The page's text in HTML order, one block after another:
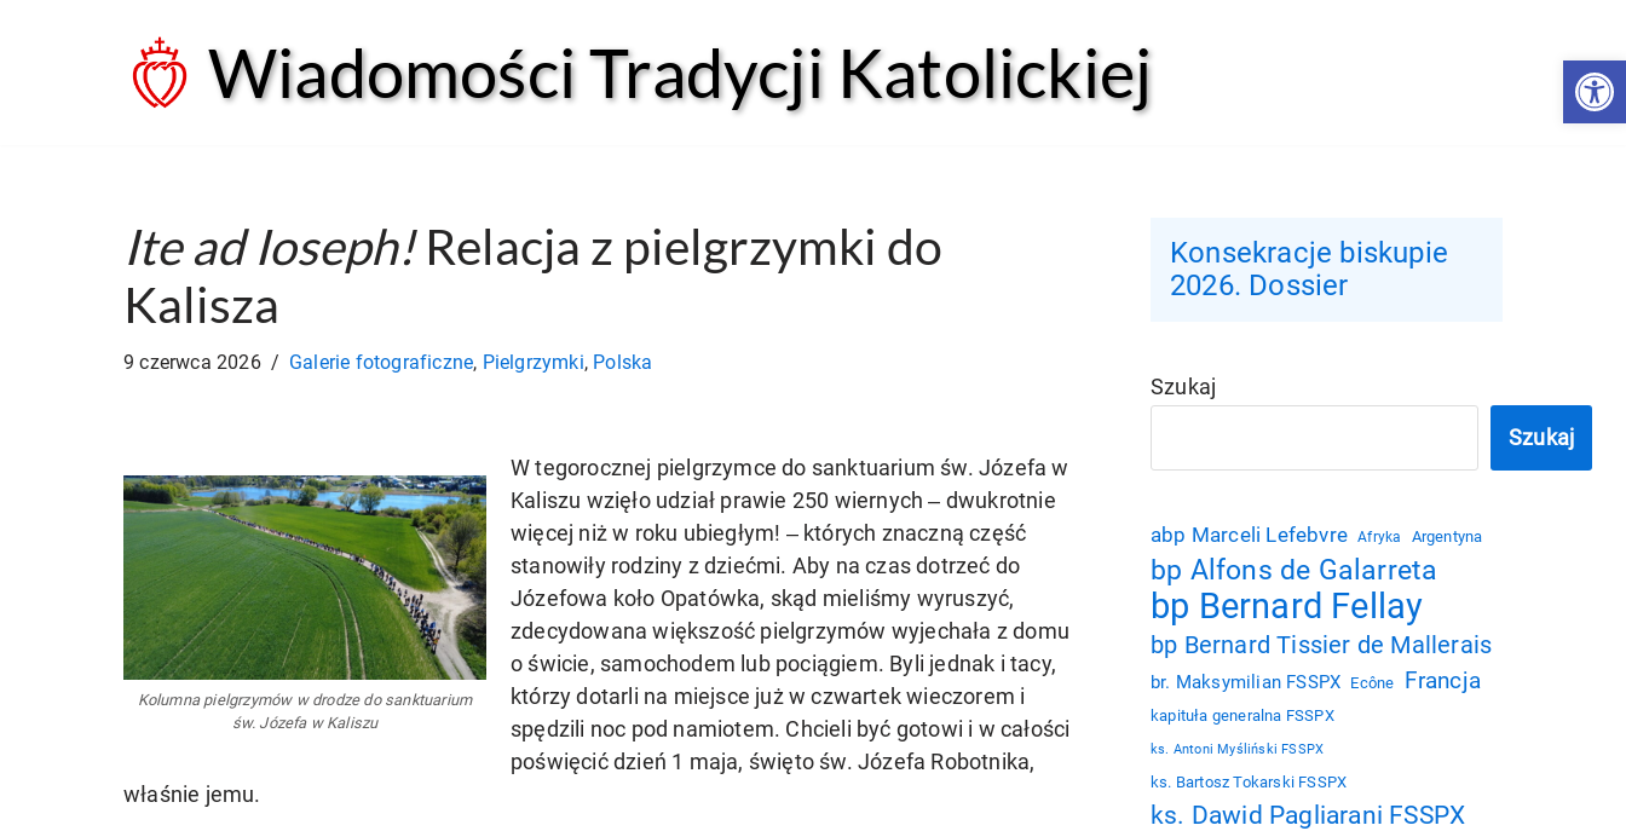
Wiadomości Tradycji Katolickiej
Ite ad Ioseph!Relacja z pielgrzymki do
Kalisza
9 czerwca 2026 Galerie fotograficzne, Pielgrzymki, Polska
Kolumna pielgrzymów w drodze do sanktuarium
św. Józefa w Kaliszu
W tegorocznej pielgrzymce do sanktuarium św. Józefa w
Kaliszu wzięło udział prawie 250 wiernych ‒ dwukrotnie
więcej niż w roku ubiegłym! ‒ których znaczną część
stanowiły rodziny z dziećmi. Aby na czas dotrzeć do
Józefowa koło Opatówka, skąd mieliśmy wyruszyć,
zdecydowana większość pielgrzymów wyjechała z domu
o świcie, samochodem lub pociągiem. Byli jednak i tacy,
którzy dotarli na miejsce już w czwartek wieczorem i
spędzili noc pod namiotem. Chcieli być gotowi i w całości
poświęcić dzień 1 maja, święto św. Józefa Robotnika,
właśnie jemu.
Konsekracje biskupie
2026. Dossier
Szukaj
Szukaj
abp Marceli Lefebvre Afryka Argentyna
bp Alfons de Galarreta
bp Bernard Fellay
bp Bernard Tissier de Mallerais
br. Maksymilian FSSPX Ecône Francja
kapituła generalna FSSPX
ks. Antoni Myśliński FSSPX
ks. Bartosz Tokarski FSSPX
ks. Dawid Pagliarani FSSPX